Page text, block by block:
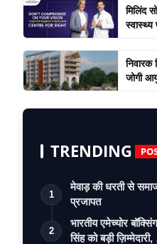
मिलिंद
स्वास्थ्य
निवारक
जोगी
TRENDING
1
मेवाड़ की धरती से
प्रजापत
2
भारतीय एमेच्योर
सिंह को बड़ी